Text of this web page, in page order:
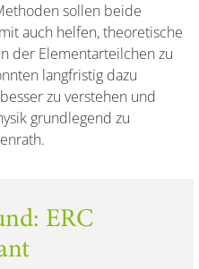
sollen beide
auch helfen, theoretische
der Elementarteilchen zu
langfristig dazu
zu verstehen und
grundlegend zu
ERC